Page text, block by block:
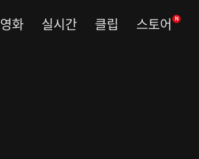
영화 실시간 클립 스토어 N